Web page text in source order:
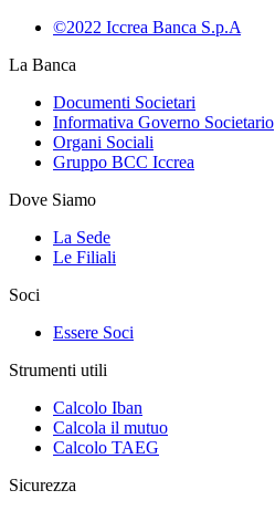
©2022 Iccrea Banca S.p.A
La Banca
Documenti Societari
Informativa Governo Societario
Organi Sociali
Gruppo BCC Iccrea
Dove Siamo
La Sede
Le Filiali
Soci
Essere Soci
Strumenti utili
Calcolo Iban
Calcola il mutuo
Calcolo TAEG
Sicurezza